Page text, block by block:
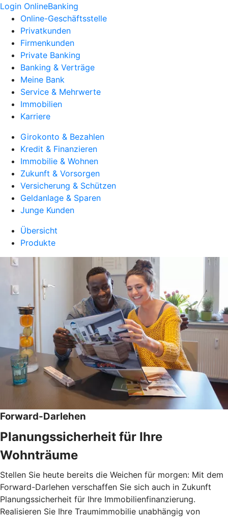
Login OnlineBanking
Online-Geschäftsstelle
Privatkunden
Firmenkunden
Private Banking
Banking & Verträge
Meine Bank
Service & Mehrwerte
Immobilien
Karriere
Girokonto & Bezahlen
Kredit & Finanzieren
Immobilie & Wohnen
Zukunft & Vorsorgen
Versicherung & Schützen
Geldanlage & Sparen
Junge Kunden
Übersicht
Produkte
Forward-Darlehen
Planungssicherheit für Ihre
Wohnträume
Stellen Sie heute bereits die Weichen für morgen: Mit dem
Forward-Darlehen verschaffen Sie sich auch in Zukunft
Planungssicherheit für Ihre Immobilienfinanzierung.
Realisieren Sie Ihre Traumimmobilie unabhängig von